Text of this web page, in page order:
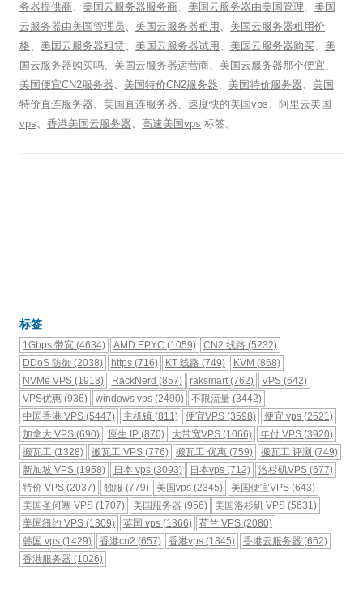
务器提供商、 美国云服务器服务商、 美国云服务器由美国管理、 美国
云服务器由美国管理员、 美国云服务器租用 、 美国云服务器租用价
格、 美国云服务器租赁、 美国云服务器试用 、 美国云服务器购买、 美
国云服务器购买吗、 美国云服务器运营商、 美国云服务器那个便宜、
美国便宜CN2服务器、 美国特价CN2服务器、 美国特价服务器、 美国
特价直连服务器、 美国直连服务器、 速度快的美国vps、 阿里云美国
vps、 香港美国云服务器、 高速美国vps 标签。
标签
1Gbps 带宽 (4634) AMD EPYC (1059) CN2 线路 (5232)
DDoS 防御 (2038) https(716) KT 线路 (749) KVM (868)
NVMe VPS (1918) RackNerd (857) raksmart(762) VPS(642)
VPS优惠 (936) windows vps(2490) 不限流量 (3442)
中国香港 VPS (5447) 主机镇(811) 便宜VPS (3598) 便宜 vps(2521)
加拿大 VPS (690) 原生 IP(870) 大带宽VPS (1066) 年付 VPS(3920)
搬瓦工 (1328) 搬瓦工 VPS(776) 搬瓦工 优惠 (759) 搬瓦工 评测 (749)
新加坡 VPS (1958) 日本 vps(3093) 日本vps (712) 洛杉矶VPS(677)
特价 VPS (2037) 独服 (779) 美国vps (2345) 美国便宜VPS(643)
美国圣何塞 VPS (1707) 美国服务器 (956) 美国洛杉矶 VPS (5631)
美国纽约 VPS (1309) 英国 vps(1366) 荷兰 VPS (2080)
韩国 vps (1429) 香港cn2 (657) 香港vps (1845) 香港云服务器 (662)
香港服务器 (1026)